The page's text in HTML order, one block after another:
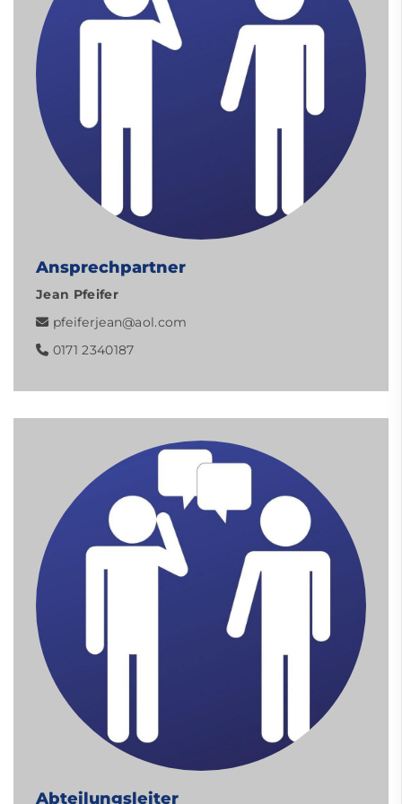
Ansprechpartner
Jean Pfeifer
pfeiferjean@aol.com
0171 2340187
Abteilungsleiter